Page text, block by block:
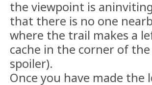
the viewpoint is
that there is no one
where the trail makes a
cache in the corner of
spoiler).
Once you have made the